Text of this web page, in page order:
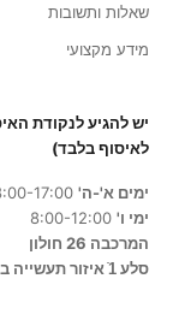
שאלות ותשובות
מידע מקצועי
לאיסוף בלבד)
ימים א'-ה'
ימי ו'
המרכבה 26 חולון
סלע 1ֿ איזור תעשייה בית שמש